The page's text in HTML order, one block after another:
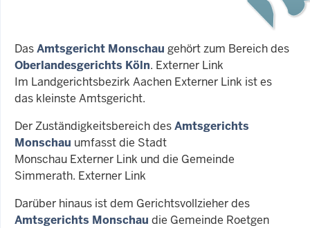
DasAmtsgericht Monschau gehört zum Bereich des
Oberlandesgerichts Köln. Externer Link
Im Landgerichtsbezirk Aachen Externer Link ist es
das kleinste Amtsgericht.
Der Zuständigkeitsbereich desAmtsgerichts
Monschau umfasst die Stadt
Monschau Externer Link und die Gemeinde
Simmerath. Externer Link
Darüber hinaus ist dem Gerichtsvollzieher des
Amtsgerichts Monschau die Gemeinde Roetgen